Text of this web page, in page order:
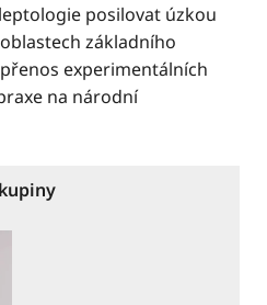
posilovat úzkou
základního
experimentálních
na národní